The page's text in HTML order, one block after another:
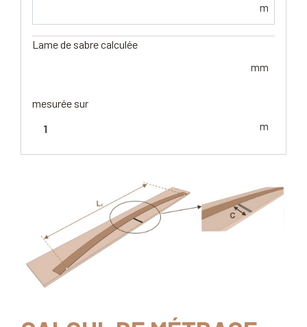
m
Lame de sabre calculée
mm
mesurée sur
m